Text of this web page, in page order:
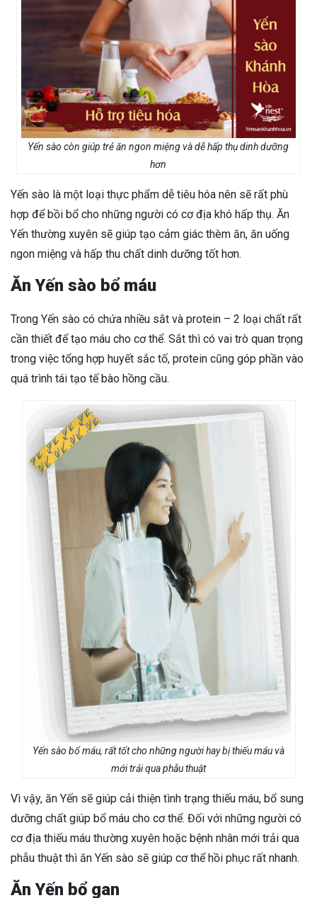
Yến sào còn giúp trẻ ăn ngon miệng và dễ hấp thụ dinh dưỡng
hơn
Yến sào là một loại thực phẩm dễ tiêu hóa nên sẽ rất phù
hợp để bồi bổ cho những người có cơ địa khó hấp thụ. Ăn
Yến thường xuyên sẽ giúp tạo cảm giác thèm ăn, ăn uống
ngon miệng và hấp thu chất dinh dưỡng tốt hơn.
Ăn Yến sào bổ máu
Trong Yến sào có chứa nhiều sắt và protein – 2 loại chất rất
cần thiết để tạo máu cho cơ thể. Sắt thì có vai trò quan trọng
trong việc tổng hợp huyết sắc tố, protein cũng góp phần vào
quá trình tái tạo tế bào hồng cầu.
Yến sào bổ máu, rất tốt cho những người hay bị thiếu máu và
mới trải qua phẫu thuật
Vì vậy, ăn Yến sẽ giúp cải thiện tình trạng thiếu máu, bổ sung
dưỡng chất giúp bổ máu cho cơ thể. Đối với những người có
cơ địa thiếu máu thường xuyên hoặc bệnh nhân mới trải qua
phẫu thuật thì ăn Yến sào sẽ giúp cơ thể hồi phục rất nhanh.
Ăn Yến bổ gan